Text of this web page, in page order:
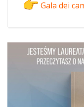
Gala dei